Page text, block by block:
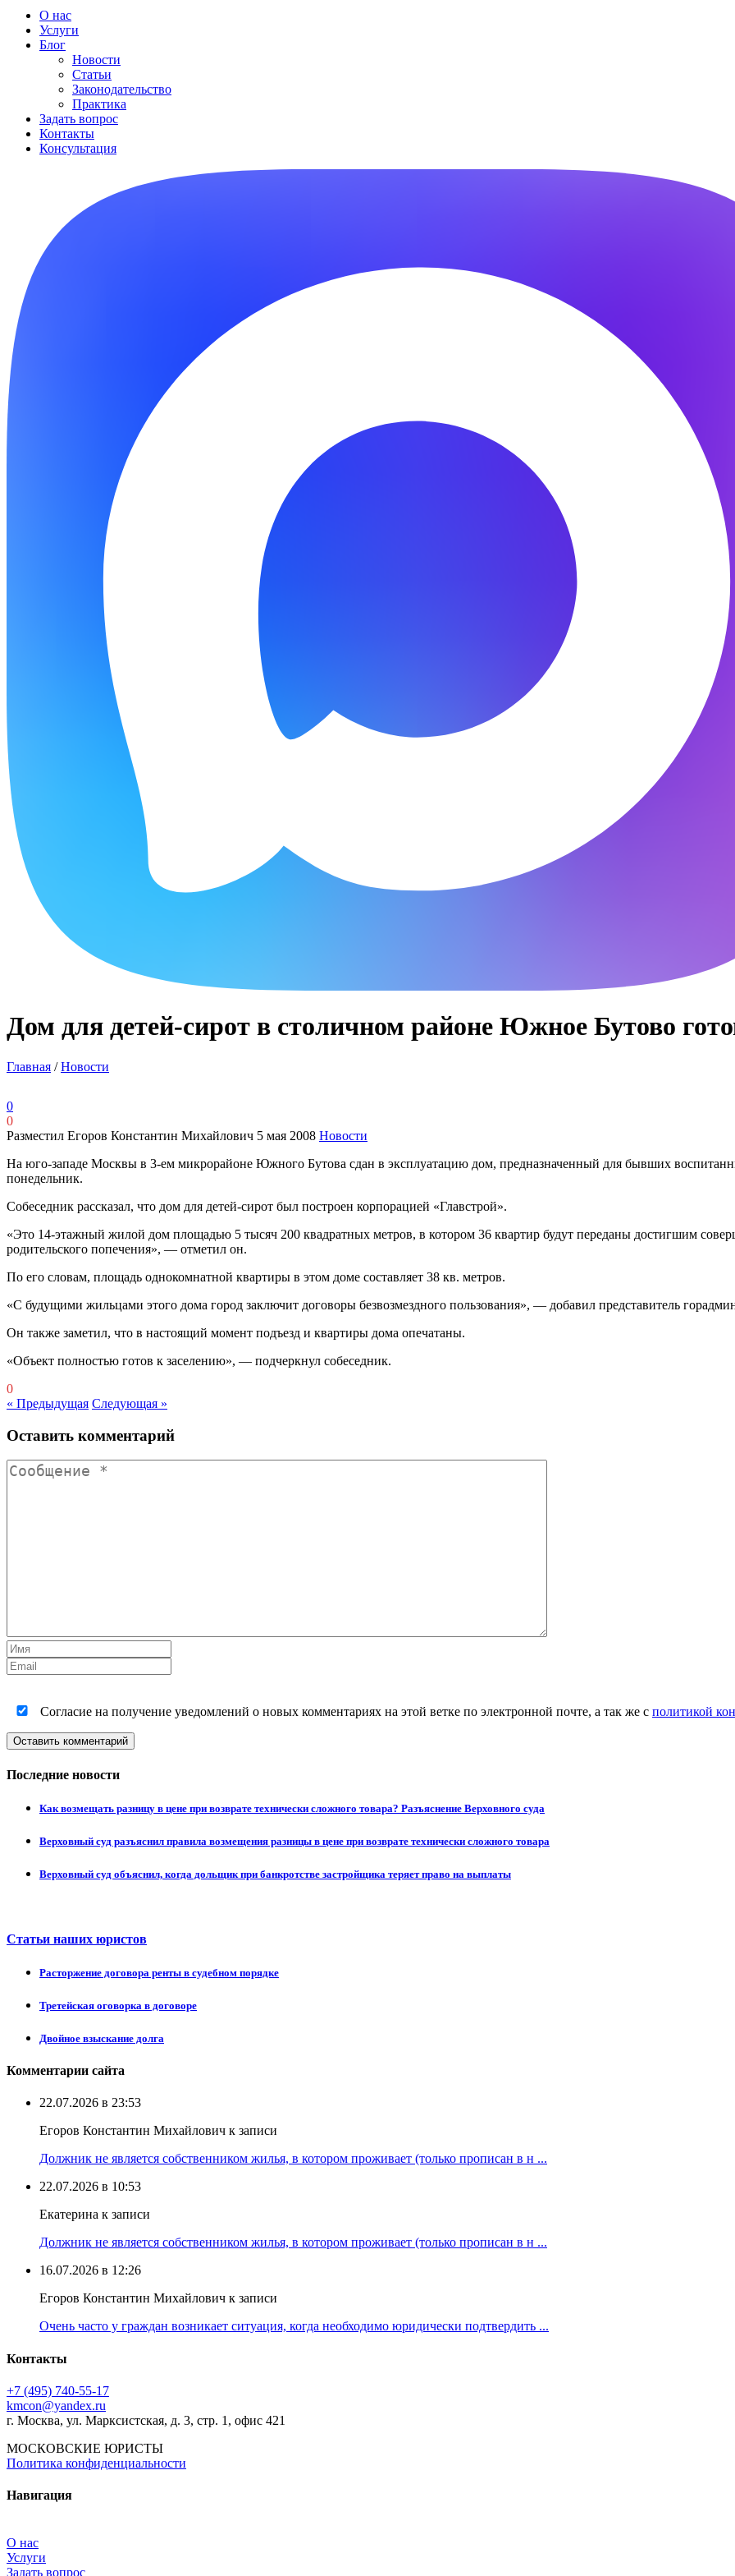
О нас
Услуги
Блог
Новости
Статьи
Законодательство
Практика
Задать вопрос
Контакты
Консультация
Дом для детей-сирот в столичном районе Южное Бутово
Главная /Новости
0
0
Разместил Егоров Константин Михайлович 5 мая 2008 Новости
На юго-западе Москвы в 3-ем микрорайоне Южного Бутова сдан в эксплуатацию дом, предназначенный для бывших
понедельник.
Собеседник рассказал, что дом для детей-сирот был построен корпорацией «Главстрой».
«Это 14-этажный жилой дом площадью 5 тысяч 200 квадратных метров, в котором 36 квартир будут переданы достигшим
родительского попечения», — отметил он.
По его словам, площадь однокомнатной квартиры в этом доме составляет 38 кв. метров.
«С будущими жильцами этого дома город заключит договоры безвозмездного пользования», — добавил представитель
Он также заметил, что в настоящий момент подъезд и квартиры дома опечатаны.
«Объект полностью готов к заселению», — подчеркнул собеседник.
0
« Предыдущая Следующая »
Оставить комментарий
Согласие на получение уведомлений о новых комментариях на этой ветке по электронной почте, а так же с политикой
Оставить комментарий
Последние новости
Как возмещать разницу в цене при возврате технически сложного товара? Разъяснение Верховного суда
Верховный суд разъяснил правила возмещения разницы в цене при возврате технически сложного товара
Верховный суд объяснил, когда дольщик при банкротстве застройщика теряет право на выплаты
Статьи наших юристов
Расторжение договора ренты в судебном порядке
Третейская оговорка в договоре
Двойное взыскание долга
Комментарии сайта
22.07.2026 в 23:53
Егоров Константин Михайлович к записи
Должник не является собственником жилья, в котором проживает (только прописан в н ...
22.07.2026 в 10:53
Екатерина к записи
Должник не является собственником жилья, в котором проживает (только прописан в н ...
16.07.2026 в 12:26
Егоров Константин Михайлович к записи
Очень часто у граждан возникает ситуация, когда необходимо юридически подтвердить ...
Контакты
+7 (495) 740‑55‑17
kmcon@yandex.ru
г. Москва, ул. Марксистская, д. 3, стр. 1, офис 421
МОСКОВСКИЕ ЮРИСТЫ
Политика конфиденциальности
Навигация
О нас
Услуги
Задать вопрос